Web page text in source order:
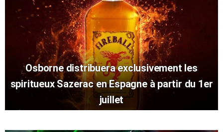
Osborne distribuera exclusivement les
spiritueux Sazerac en Espagne à partir du 1er
juillet